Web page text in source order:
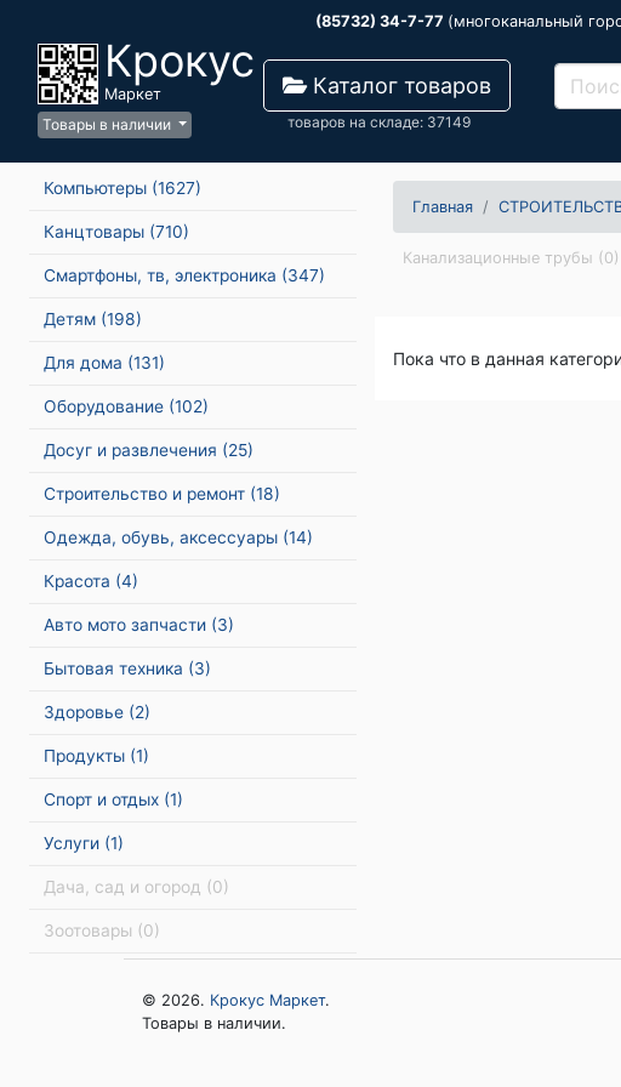
(85732) 34-7-77 (многоканальный
Крокус
Маркет
Товары в наличии
Каталог товаров
товаров на складе: 37149
Компьютеры (1627)
Канцтовары (710)
Смартфоны, тв, электроника (347)
Детям (198)
Для дома (131)
Оборудование (102)
Досуг и развлечения (25)
Строительство и ремонт (18)
Одежда, обувь, аксессуары (14)
Красота (4)
Авто мото запчасти (3)
Бытовая техника (3)
Здоровье (2)
Продукты (1)
Спорт и отдых (1)
Услуги (1)
Дача, сад и огород (0)
Зоотовары (0)
Главная
Канализационные трубы (0)
Пока что в данная
© 2026. Крокус Маркет.
Товары в наличии.